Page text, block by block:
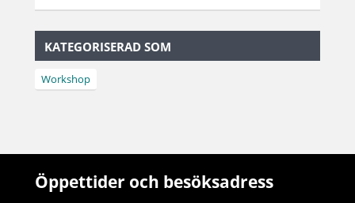
KATEGORISERAD SOM
Workshop
Öppettider och besöksadress